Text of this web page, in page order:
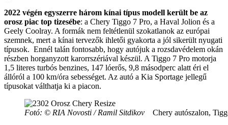
2022 végén egyszerre három kínai típus modell került be az
orosz piac top tizesébe: a Chery Tiggo 7 Pro, a Haval Jolion és a
Geely Coolray. A formák nem feltétlenül szokatlanok az európai
szemnek, mert a kínai tervezők ihletői gyakorta a jól sikerült nyugati
típusok. Ennél talán fontosabb, hogy autójuk a rozsdavédelem okán
részben horganyzott karorrszériával készül. A Tiggo 7 Pro motorja
1,5 literes turbós benzines, 147 lóerős, 9,8 másodperc alatt éri el
állóról a 100 km/óra sebességet. Az autó a Kia Sportage jellegű
típusokat válthatja ki a piacon.
Fotó: © RIA Novosti / Ramil Sitdikov Chery autószalon,